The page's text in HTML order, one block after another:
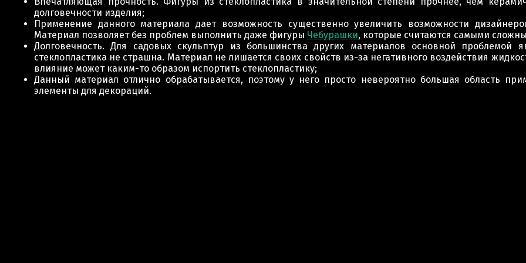
долговечности изделия;
Применение данного материала дает возможность существенно увеличить возможности
Материал позволяет без проблем выполнить даже фигуры Чебурашки, которые считаются самыми
Долговечность. Для садовых скульптур из большинства других материалов основной проблемой
стеклопластика не страшна. Материал не лишается своих свойств из-за негативного воздействия
влияние может каким-то образом испортить стеклопластику;
Данный материал отлично обрабатывается, поэтому у него просто невероятно большая область
элементы для декораций.